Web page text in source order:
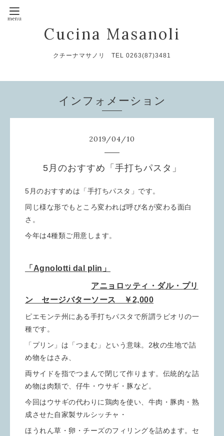
Cucina Masanoli
クチーナマサノリ TEL 0263(87)3481
インフォメーション
2019/04/10
5月のおすすめ「手打ちパスタ」
5月のおすすめは「手打ちパスタ」です。
同じ様な形でもところ変われば呼び名が変わる面白
さ。
今年は4種類ご用意します。
「Agnolotti dal plin」
アニョロッティ・ダル・プリ
ン セージバターソース ￥2,000
ピエモンテ州にある手打ちパスタで所謂ラビオリの一
種です。
「プリン」は「つまむ」という意味。2枚の生地で詰
め物をはさみ、
両サイドを指でつまんで閉じて作ります。伝統的な詰
め物は肉類で、仔牛・ウサギ・豚など。
今回はウサギの代わりに鶏肉を使い、牛肉・豚肉・熟
成させた自家製サルシッチャ・
ほうれん草・卵・チーズのフィリングを詰めます。セ